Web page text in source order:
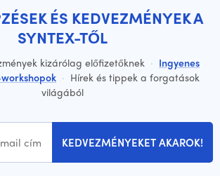
ÉS KEDVEZMÉNYEK A
SYNTEX-TŐL
kizárólag előfizetőknek · Ingyenes
· Hírek és tippek a forgatások
világából
KEDVEZMÉNYEKET AKAROK!